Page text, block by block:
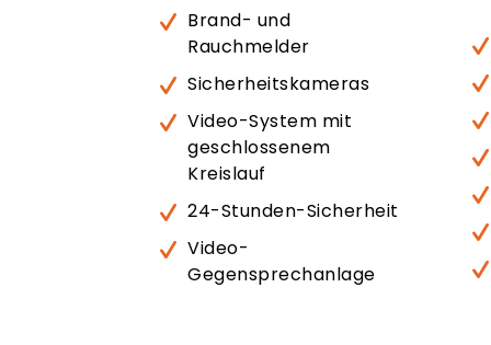
Brand- und
Rauchmelder
Sicherheitskameras
Video-System mit
geschlossenem
Kreislauf
24-Stunden-Sicherheit
Video-
Gegensprechanlage